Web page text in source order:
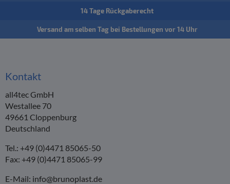
14 Tage Rückgaberecht
Versand am selben Tag bei Bestellungen vor 14 Uhr
Kontakt
all4tec GmbH
Westallee 70
49661 Cloppenburg
Deutschland
Tel.: +49 (0)4471 85065-50
Fax: +49 (0)4471 85065-99
E-Mail: info@brunoplast.de